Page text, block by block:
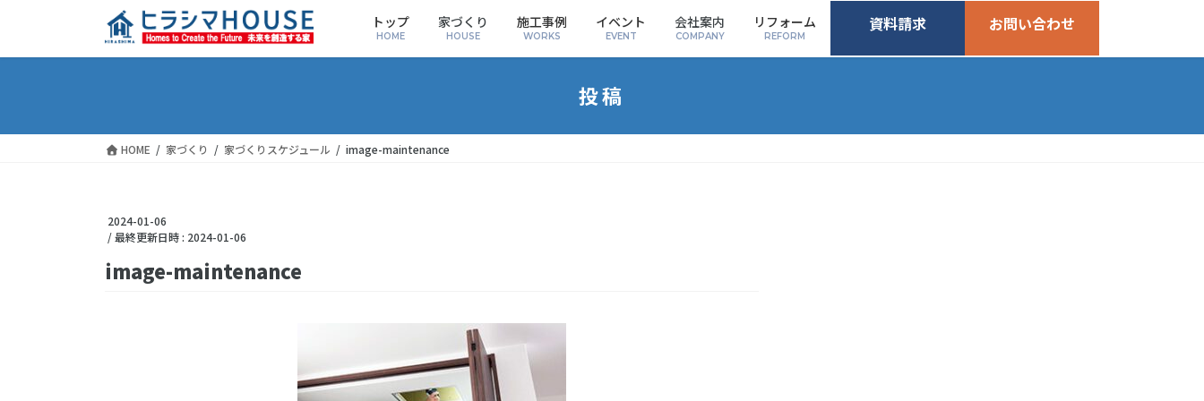
トップ
HOME
家づくり
HOUSE
施工事例
WORKS
イベント
EVENT
会社案内
COMPANY
リフォーム
REFORM
資料請求 お問い合わせ
投稿
HOME 家づくり 家づくりスケジュール image-maintenance
2024-01-06
/ 最終更新日時 : 2024-01-06
image-maintenance